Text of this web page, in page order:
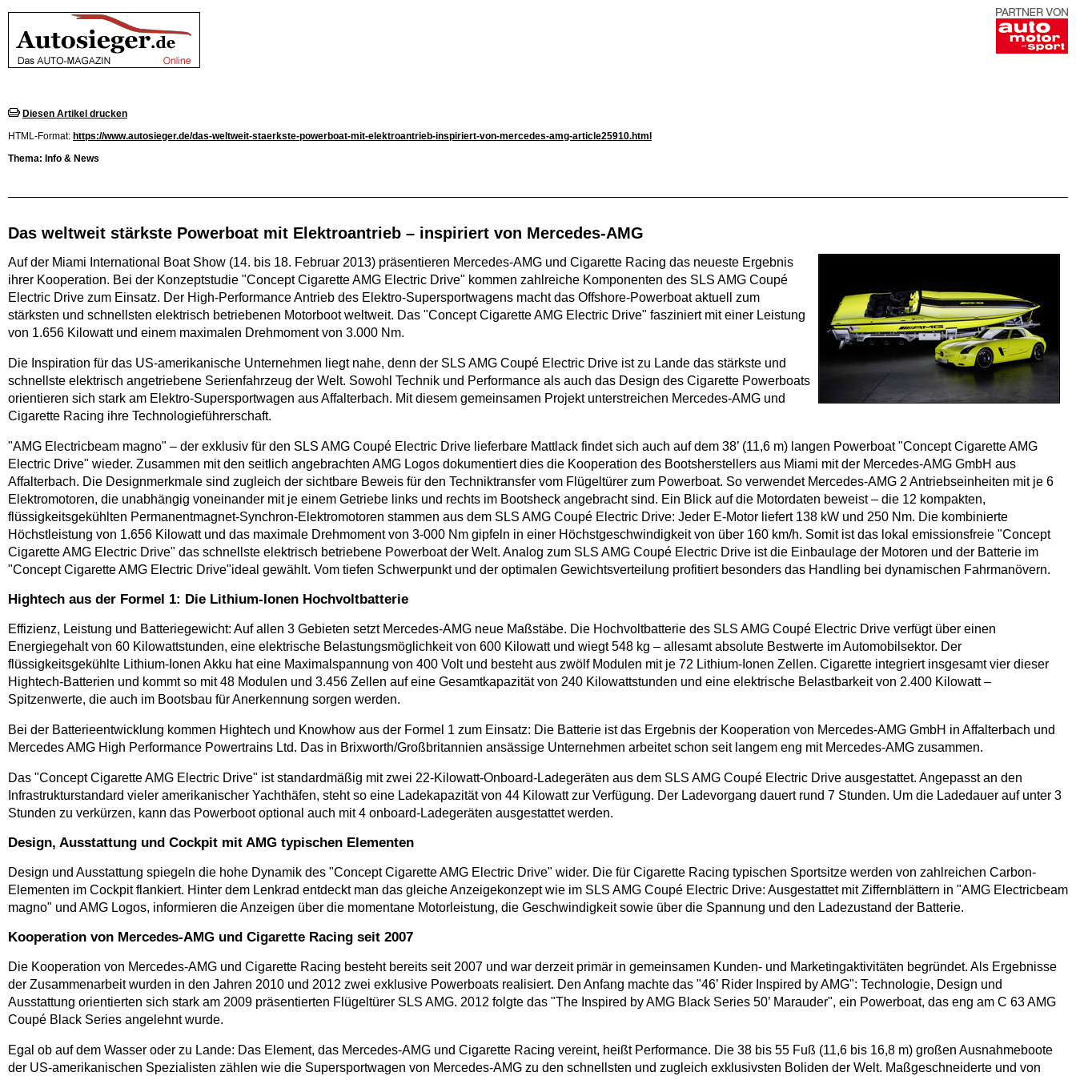
Diesen Artikel drucken
HTML-Format: https://www.autosieger.de/das-weltweit-staerkste-powerboat-mit-elektroantrieb-inspiriert-von-mercedes-amg-article25910.html
Thema: Info & News
Das weltweit stärkste Powerboat mit Elektroantrieb – inspiriert von Mercedes-AMG
Auf der Miami International Boat Show (14. bis 18. Februar 2013) präsentieren Mercedes-AMG und Cigarette Racing das neueste Ergebnis
ihrer Kooperation. Bei der Konzeptstudie "Concept Cigarette AMG Electric Drive" kommen zahlreiche Komponenten des SLS AMG Coupé
Electric Drive zum Einsatz. Der High-Performance Antrieb des Elektro-Supersportwagens macht das Offshore-Powerboat aktuell zum
stärksten und schnellsten elektrisch betriebenen Motorboot weltweit. Das "Concept Cigarette AMG Electric Drive" fasziniert mit einer Leistung
von 1.656 Kilowatt und einem maximalen Drehmoment von 3.000 Nm.
Die Inspiration für das US-amerikanische Unternehmen liegt nahe, denn der SLS AMG Coupé Electric Drive ist zu Lande das stärkste und
schnellste elektrisch angetriebene Serienfahrzeug der Welt. Sowohl Technik und Performance als auch das Design des Cigarette Powerboats
orientieren sich stark am Elektro-Supersportwagen aus Affalterbach. Mit diesem gemeinsamen Projekt unterstreichen Mercedes-AMG und
Cigarette Racing ihre Technologieführerschaft.
"AMG Electricbeam magno" – der exklusiv für den SLS AMG Coupé Electric Drive lieferbare Mattlack findet sich auch auf dem 38’ (11,6 m) langen Powerboat "Concept Cigarette AMG
Electric Drive" wieder. Zusammen mit den seitlich angebrachten AMG Logos dokumentiert dies die Kooperation des Bootsherstellers aus Miami mit der Mercedes-AMG GmbH aus
Affalterbach. Die Designmerkmale sind zugleich der sichtbare Beweis für den Techniktransfer vom Flügeltürer zum Powerboat. So verwendet Mercedes-AMG 2 Antriebseinheiten mit je 6
Elektromotoren, die unabhängig voneinander mit je einem Getriebe links und rechts im Bootsheck angebracht sind. Ein Blick auf die Motordaten beweist – die 12 kompakten,
flüssigkeitsgekühlten Permanentmagnet-Synchron-Elektromotoren stammen aus dem SLS AMG Coupé Electric Drive: Jeder E-Motor liefert 138 kW und 250 Nm. Die kombinierte
Höchstleistung von 1.656 Kilowatt und das maximale Drehmoment von 3-000 Nm gipfeln in einer Höchstgeschwindigkeit von über 160 km/h. Somit ist das lokal emissionsfreie "Concept
Cigarette AMG Electric Drive" das schnellste elektrisch betriebene Powerboat der Welt. Analog zum SLS AMG Coupé Electric Drive ist die Einbaulage der Motoren und der Batterie im
"Concept Cigarette AMG Electric Drive"ideal gewählt. Vom tiefen Schwerpunkt und der optimalen Gewichtsverteilung profitiert besonders das Handling bei dynamischen Fahrmanövern.
Hightech aus der Formel 1: Die Lithium-Ionen Hochvoltbatterie
Effizienz, Leistung und Batteriegewicht: Auf allen 3 Gebieten setzt Mercedes-AMG neue Maßstäbe. Die Hochvoltbatterie des SLS AMG Coupé Electric Drive verfügt über einen
Energiegehalt von 60 Kilowattstunden, eine elektrische Belastungsmöglichkeit von 600 Kilowatt und wiegt 548 kg – allesamt absolute Bestwerte im Automobilsektor. Der
flüssigkeitsgekühlte Lithium-Ionen Akku hat eine Maximalspannung von 400 Volt und besteht aus zwölf Modulen mit je 72 Lithium-Ionen Zellen. Cigarette integriert insgesamt vier dieser
Hightech-Batterien und kommt so mit 48 Modulen und 3.456 Zellen auf eine Gesamtkapazität von 240 Kilowattstunden und eine elektrische Belastbarkeit von 2.400 Kilowatt –
Spitzenwerte, die auch im Bootsbau für Anerkennung sorgen werden.
Bei der Batterieentwicklung kommen Hightech und Knowhow aus der Formel 1 zum Einsatz: Die Batterie ist das Ergebnis der Kooperation von Mercedes-AMG GmbH in Affalterbach und
Mercedes AMG High Performance Powertrains Ltd. Das in Brixworth/Großbritannien ansässige Unternehmen arbeitet schon seit langem eng mit Mercedes-AMG zusammen.
Das "Concept Cigarette AMG Electric Drive" ist standardmäßig mit zwei 22‑Kilowatt-Onboard-Ladegeräten aus dem SLS AMG Coupé Electric Drive ausgestattet. Angepasst an den
Infrastrukturstandard vieler amerikanischer Yachthäfen, steht so eine Ladekapazität von 44 Kilowatt zur Verfügung. Der Ladevorgang dauert rund 7 Stunden. Um die Ladedauer auf unter 3
Stunden zu verkürzen, kann das Powerboot optional auch mit 4 o­nboard-Ladegeräten ausgestattet werden.
Design, Ausstattung und Cockpit mit AMG typischen Elementen
Design und Ausstattung spiegeln die hohe Dynamik des "Concept Cigarette AMG Electric Drive" wider. Die für Cigarette Racing typischen Sportsitze werden von zahlreichen Carbon-
Elementen im Cockpit flankiert. Hinter dem Lenkrad entdeckt man das gleiche Anzeigekonzept wie im SLS AMG Coupé Electric Drive: Ausgestattet mit Ziffernblättern in "AMG Electricbeam
magno" und AMG Logos, informieren die Anzeigen über die momentane Motorleistung, die Geschwindigkeit sowie über die Spannung und den Ladezustand der Batterie.
Kooperation von Mercedes-AMG und Cigarette Racing seit 2007
Die Kooperation von Mercedes-AMG und Cigarette Racing besteht bereits seit 2007 und war derzeit primär in gemeinsamen Kunden- und Marketing­aktivitäten begründet. Als Ergebnisse
der Zusammenarbeit wurden in den Jahren 2010 und 2012 zwei exklusive Powerboats realisiert. Den Anfang machte das "46’ Rider Inspired by AMG": Technologie, Design und
Ausstattung orientierten sich stark am 2009 präsentierten Flügeltürer SLS AMG. 2012 folgte das "The Inspired by AMG Black Series 50’ Marauder", ein Powerboat, das eng am C 63 AMG
Coupé Black Series angelehnt wurde.
Egal ob auf dem Wasser oder zu Lande: Das Element, das Mercedes-AMG und Cigarette Racing vereint, heißt Performance. Die 38 bis 55 Fuß (11,6 bis 16,8 m) großen Ausnahmeboote
der US-amerikanischen Spezialisten zählen wie die Supersportwagen von Mercedes-AMG zu den schnellsten und zugleich exklusivsten Boliden der Welt. Maßgeschneiderte und von